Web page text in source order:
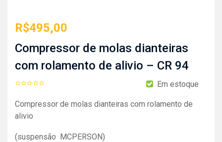
R$495,00
Compressor de molas dianteiras
com rolamento de alivio – CR 94
Em estoque
Compressor de molas dianteiras com rolamento de
alivio
(suspensão MCPERSON)